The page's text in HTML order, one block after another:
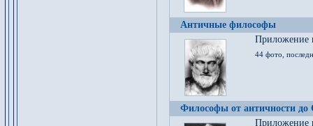
Античные философы
Приложение
44 фото,
Философы от античности до
Приложение